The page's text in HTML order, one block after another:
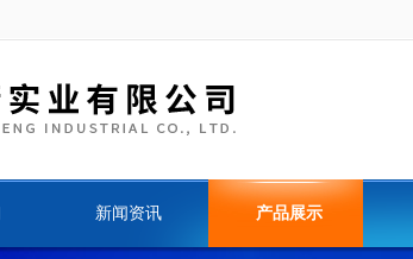
新闻资讯 产品展示